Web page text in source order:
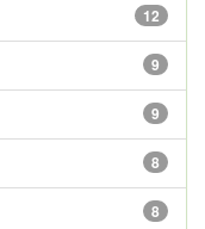
12
9
9
8
8